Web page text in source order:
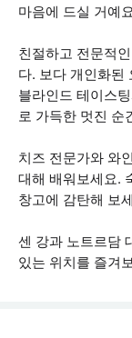
마음에 드실 거예
친절하고 전문적
다. 보다 개인화된
블라인드 테이스
로 가득한 멋진 순
치즈 전문가와 와
대해 배워보세요.
창고에 감탄해 보
센 강과 노트르담
있는 위치를 즐겨